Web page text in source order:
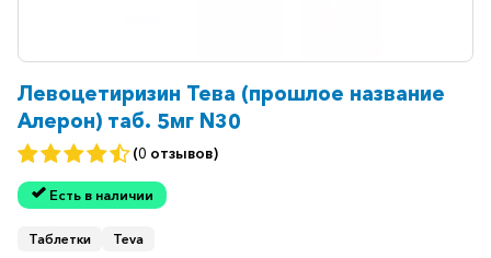
Левоцетиризин Тева (прошлое название
Алерон) таб. 5мг N30
(0 отзывов)
Есть в наличии
Таблетки Teva